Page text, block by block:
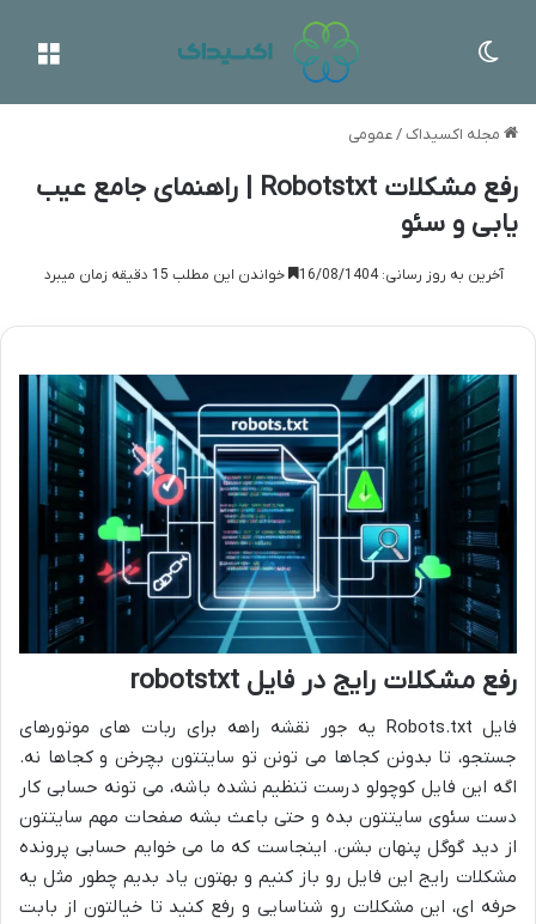
مجله اکسیداک/عمومی
رفع مشکلات Robotstxt | راهنمای جامع عیب
یابی و سئو
آخرین به روز رسانی: 16/08/1404 خواندن این مطلب 15 دقیقه زمان میبرد
رفع مشکلات رایج در فایل robotstxt
فایل Robots.txt یه جور نقشه راهه برای ربات های موتورهای
جستجو، تا بدونن کجاها می تونن تو سایتتون بچرخن و کجاها نه.
اگه این فایل کوچولو درست تنظیم نشده باشه، می تونه حسابی کار
دست سئوی سایتتون بده و حتی باعث بشه صفحات مهم سایتتون
از دید گوگل پنهان بشن. اینجاست که ما می خوایم حسابی پرونده
مشکلات رایج این فایل رو باز کنیم و بهتون یاد بدیم چطور مثل یه
حرفه ای، این مشکلات رو شناسایی و رفع کنید تا خیالتون از بابت